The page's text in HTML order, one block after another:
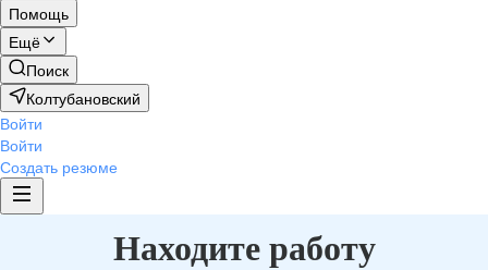
Помощь
Ещё
Поиск
Колтубановский
Войти
Войти
Создать резюме
Находите работу